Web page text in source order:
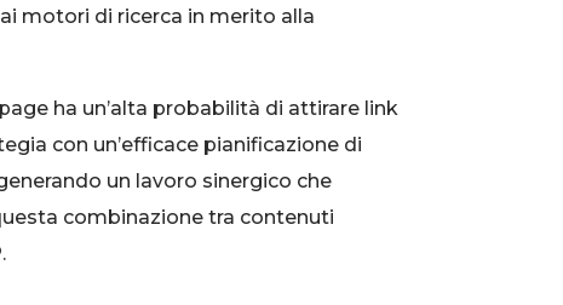
motori di ricerca in merito alla
ha un’alta probabilità di attirare link
con un’efficace pianificazione di
un lavoro sinergico che
combinazione tra contenuti